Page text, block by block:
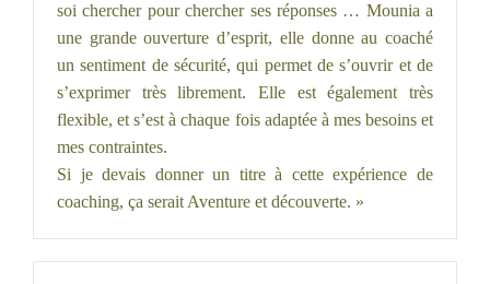
soi chercher pour chercher ses réponses … Mounia a
une grande ouverture d’esprit, elle donne au coaché
un sentiment de sécurité, qui permet de s’ouvrir et de
s’exprimer très librement. Elle est également très
flexible, et s’est à chaque fois adaptée à mes besoins et
mes contraintes.
Si je devais donner un titre à cette expérience de
coaching, ça serait Aventure et découverte. »